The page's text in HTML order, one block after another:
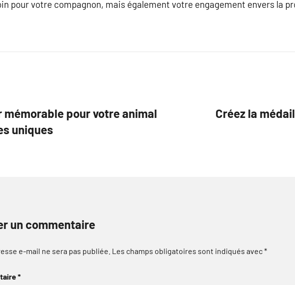
pour votre compagnon, mais également votre engagement envers la
mémorable pour votre animal
uniques
Créez la
un commentaire
e-mail ne sera pas publiée. Les champs obligatoires sont indiqués avec*
*